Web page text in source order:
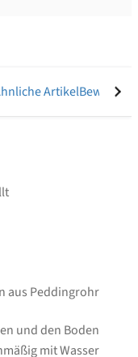
Artikel
aus Peddingrohr
und den Boden
mit Wasser